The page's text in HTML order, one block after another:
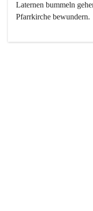
Laternen bummeln
Pfarrkirche bewundern.
Der Weinbau dominert